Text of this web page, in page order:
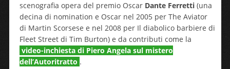
scenografia opera del premio Oscar Dante Ferretti (una
decina di nomination e Oscar nel 2005 per The Aviator
di Martin Scorsese e nel 2008 per Il diabolico barbiere di
Fleet Street di Tim Burton) e da contributi come la
video-inchiesta di Piero Angela sul mistero
dell’Autoritratto .